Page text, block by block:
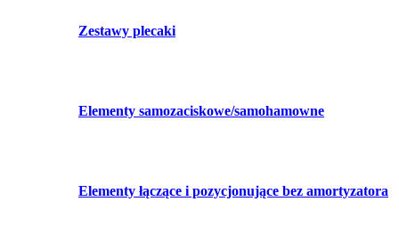
Zestawy plecaki
Elementy samozaciskowe/samohamowne
Elementy łączące i pozycjonujące bez amortyzatora